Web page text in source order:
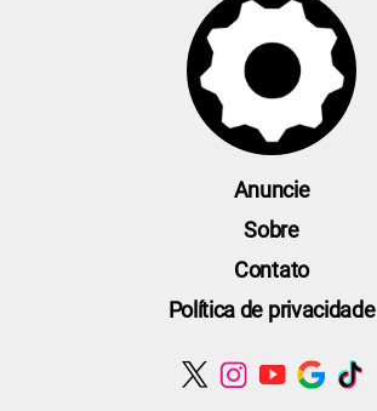
Anuncie
Sobre
Contato
Política de privacidade